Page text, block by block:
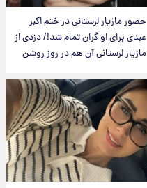
حضور مازیار لرستانی در ختم اکبر
عبدی برای او گران تمام شد!/ دزدی از
مازیار لرستانی آن هم در روز روشن